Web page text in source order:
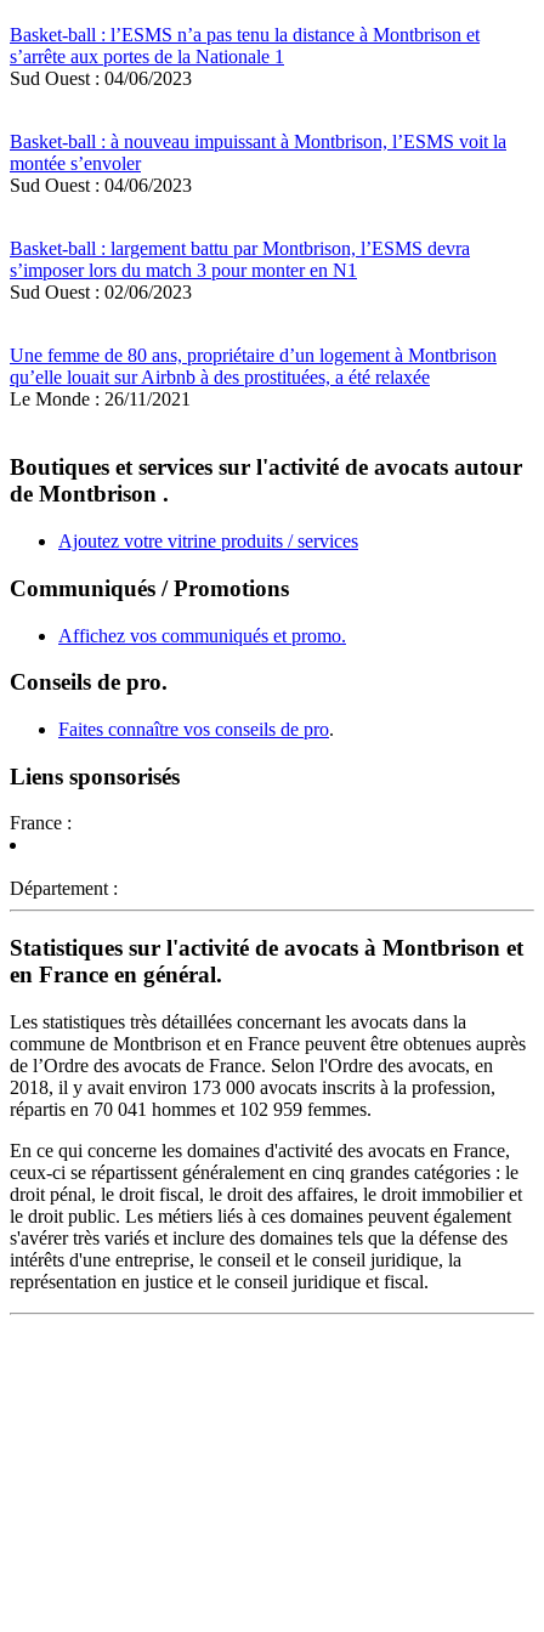
Basket-ball : l’ESMS n’a pas tenu la distance à Montbrison et
s’arrête aux portes de la Nationale 1
Sud Ouest : 04/06/2023
Basket-ball : à nouveau impuissant à Montbrison, l’ESMS voit la
montée s’envoler
Sud Ouest : 04/06/2023
Basket-ball : largement battu par Montbrison, l’ESMS devra
s’imposer lors du match 3 pour monter en N1
Sud Ouest : 02/06/2023
Une femme de 80 ans, propriétaire d’un logement à Montbrison
qu’elle louait sur Airbnb à des prostituées, a été relaxée
Le Monde : 26/11/2021
Boutiques et services sur l'activité de avocats autour
de Montbrison .
Ajoutez votre vitrine produits / services
Communiqués / Promotions
Affichez vos communiqués et promo.
Conseils de pro.
Faites connaître vos conseils de pro.
Liens sponsorisés
France :
Département :
Statistiques sur l'activité de avocats à Montbrison et
en France en général.
Les statistiques très détaillées concernant les avocats dans la
commune de Montbrison et en France peuvent être obtenues auprès
de l’Ordre des avocats de France. Selon l'Ordre des avocats, en
2018, il y avait environ 173 000 avocats inscrits à la profession,
répartis en 70 041 hommes et 102 959 femmes.
En ce qui concerne les domaines d'activité des avocats en France,
ceux-ci se répartissent généralement en cinq grandes catégories : le
droit pénal, le droit fiscal, le droit des affaires, le droit immobilier et
le droit public. Les métiers liés à ces domaines peuvent également
s'avérer très variés et inclure des domaines tels que la défense des
intérêts d'une entreprise, le conseil et le conseil juridique, la
représentation en justice et le conseil juridique et fiscal.